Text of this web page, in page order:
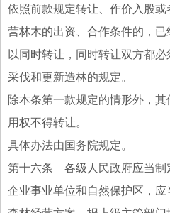
依照前款规定转让、作价入股
营林木的出资、合作条件的，
以同时转让，同时转让双方都
采伐和更新造林的规定。
除本条第一款规定的情形外，
用权不得转让。
具体办法由国务院规定。
第十六条 各级人民政府应当制
企业事业单位和自然保护区，应